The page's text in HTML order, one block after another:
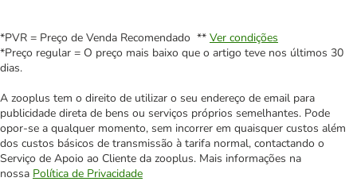
*PVR = Preço de Venda Recomendado ** Ver condições
*Preço regular = O preço mais baixo que o artigo teve nos últimos 30
dias.
A zooplus tem o direito de utilizar o seu endereço de email para
publicidade direta de bens ou serviços próprios semelhantes. Pode
opor-se a qualquer momento, sem incorrer em quaisquer custos além
dos custos básicos de transmissão à tarifa normal, contactando o
Serviço de Apoio ao Cliente da zooplus. Mais informações na
nossa Política de Privacidade